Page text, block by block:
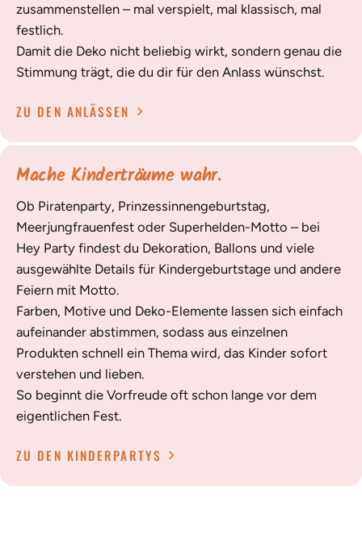
zusammenstellen – mal verspielt, mal klassisch, mal
festlich.
Damit die Deko nicht beliebig wirkt, sondern genau die
Stimmung trägt, die du dir für den Anlass wünschst.
ZU DEN ANLÄSSEN
Mache Kinderträume wahr.
Ob Piratenparty, Prinzessinnengeburtstag,
Meerjungfrauenfest oder Superhelden-Motto – bei
Hey Party findest du Dekoration, Ballons und viele
ausgewählte Details für Kindergeburtstage und andere
Feiern mit Motto.
Farben, Motive und Deko-Elemente lassen sich einfach
aufeinander abstimmen, sodass aus einzelnen
Produkten schnell ein Thema wird, das Kinder sofort
verstehen und lieben.
So beginnt die Vorfreude oft schon lange vor dem
eigentlichen Fest.
ZU DEN KINDERPARTYS